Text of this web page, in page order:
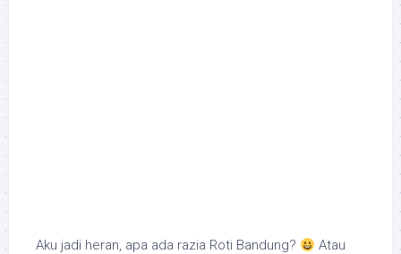
Aku jadi heran, apa ada razia Roti Bandung?
Atau